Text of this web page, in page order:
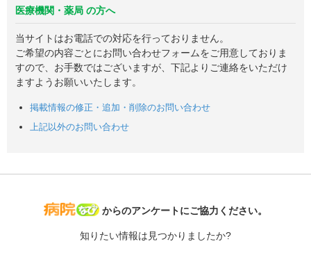
医療機関・薬局 の方へ
当サイトはお電話での対応を行っておりません。
ご希望の内容ごとにお問い合わせフォームをご用意しておりま
すので、お手数ではございますが、下記よりご連絡をいただけ
ますようお願いいたします。
掲載情報の修正・追加・削除のお問い合わせ
上記以外のお問い合わせ
病院なび
からのアンケートにご協力ください。
知りたい情報は見つかりましたか?